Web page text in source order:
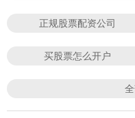
正规股票配资公司
买股票怎么开户